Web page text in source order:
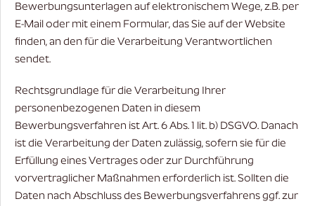
Bewerbungsunterlagen auf elektronischem Wege, z.B. per
E-Mail oder mit einem Formular, das Sie auf der Website
finden, an den für die Verarbeitung Verantwortlichen
sendet.
Rechtsgrundlage für die Verarbeitung Ihrer
personenbezogenen Daten in diesem
Bewerbungsverfahren ist Art. 6 Abs. 1 lit. b) DSGVO. Danach
ist die Verarbeitung der Daten zulässig, sofern sie für die
Erfüllung eines Vertrages oder zur Durchführung
vorvertraglicher Maßnahmen erforderlich ist. Sollten die
Daten nach Abschluss des Bewerbungsverfahrens ggf. zur